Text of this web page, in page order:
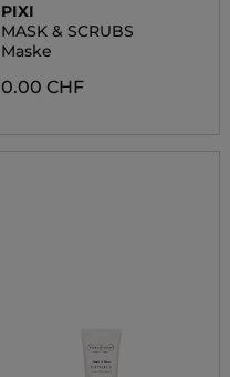
PIXI
MASK & SCRUBS
Maske
0.00 CHF